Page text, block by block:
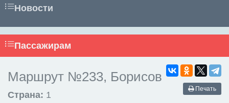
Новости
Пассажирам
Печать
Маршрут №233, Борисов
Страна: 1